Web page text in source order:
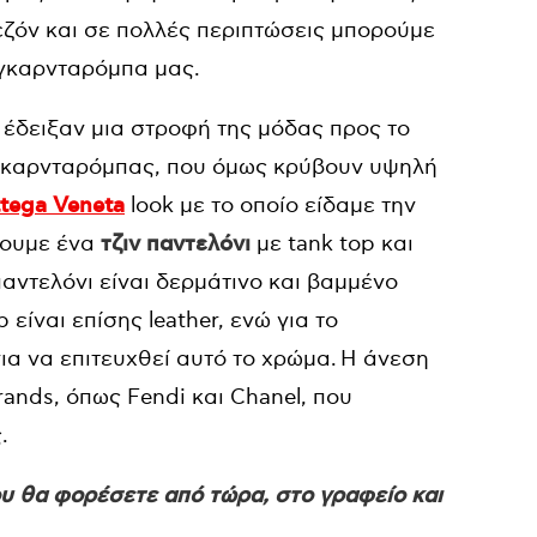
και σε πολλές περιπτώσεις μπορούμε
μας.
μια στροφή της μόδας προς το
που όμως κρύβουν υψηλή
Veneta look με το οποίο είδαμε την
ένα τζιν παντελόνι με tank top και
είναι δερμάτινο και βαμμένο
επίσης leather, ενώ για το
να επιτευχθεί αυτό το χρώμα. Η άνεση
όπως Fendi και Chanel, που
θα φορέσετε από τώρα, στο γραφείο και